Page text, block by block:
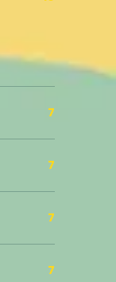
7
7
7
7